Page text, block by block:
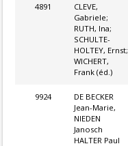
4891
CLEVE,
Gabriele;
RUTH, Ina;
SCHULTE-
HOLTEY, Ernst;
WICHERT,
Frank (éd.)
9924
DE BECKER
Jean-Marie,
NIEDEN
Janosch
HALTER Paul